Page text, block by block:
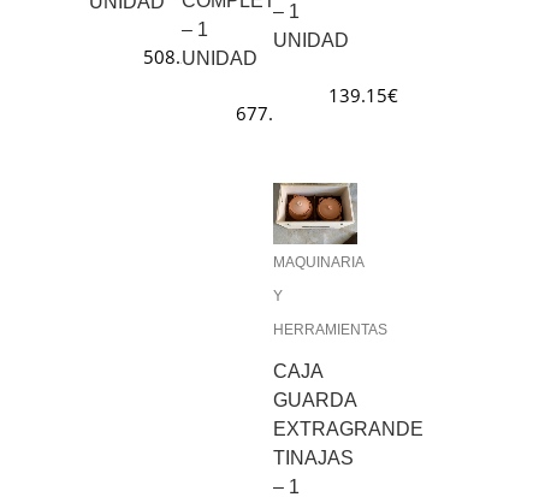
508.20€
– 1
UNIDAD
677.60
– 1
UNIDAD
139.15€
MAQUINARIA
Y
HERRAMIENTAS
CAJA
GUARDA
EXTRAGRANDE
TINAJAS
– 1